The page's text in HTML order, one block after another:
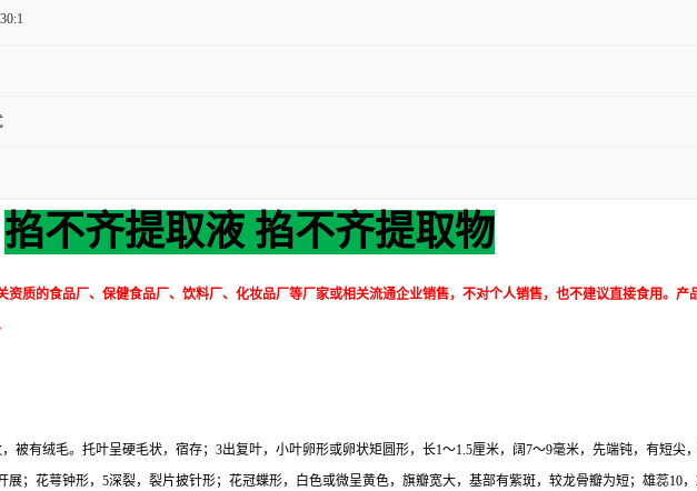
掐不齐提取液 掐不齐提取物
质的食品厂、保健食品厂、饮料厂、化妆品厂等厂家或相关流通企业销售，不对个人销售，也不建议直接食用。产
被有绒毛。托叶呈硬毛状，宿存；3出复叶，小叶卵形或卵状矩圆形，长1～1.5厘米，阔7～9毫米，先端钝，有短尖
；花萼钟形，5深裂，裂片披针形；花冠蝶形，白色或微呈黄色，旗瓣宽大，基部有紫斑，较龙骨瓣为短；雄蕊10，